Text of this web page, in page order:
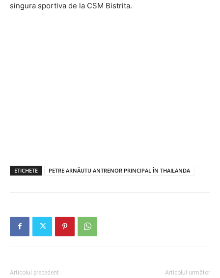
singura sportiva de la CSM Bistrita.
ETICHETE PETRE ARNĂUTU ANTRENOR PRINCIPAL ÎN THAILANDA
Articolul precedent Articolul următor